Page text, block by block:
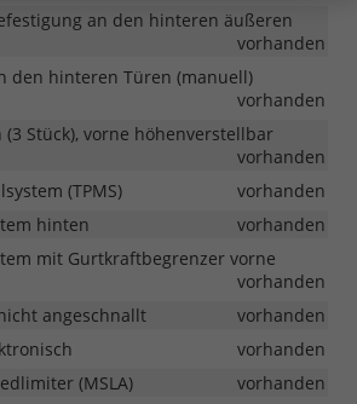
an den hinteren äußeren
vorhanden
den hinteren Türen (manuell)
vorhanden
Stück), vorne höhenverstellbar
vorhanden
(TPMS)
vorhanden
hinten
vorhanden
mit Gurtkraftbegrenzer vorne
vorhanden
angeschnallt
vorhanden
vorhanden
(MSLA)
vorhanden